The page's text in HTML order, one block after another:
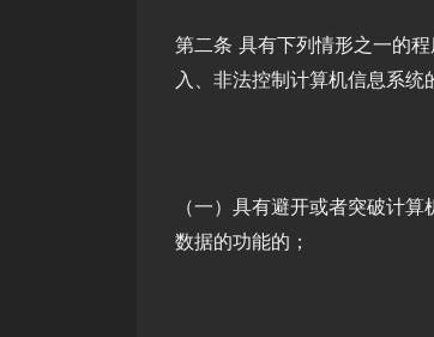
第二条 具有下列情形之一的
入、非法控制计算机信息系统
（一）具有避开或者突破计
数据的功能的；